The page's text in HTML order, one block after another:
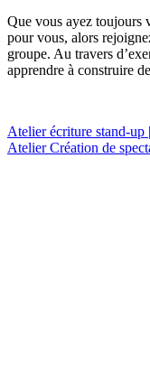
Que vous ayez toujours
pour vous, alors
groupe. Au travers
apprendre à construire
Atelier écriture stand-up |
Atelier Création de